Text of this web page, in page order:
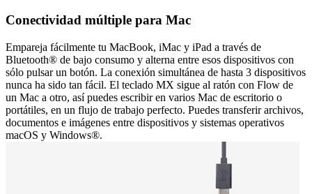
Conectividad múltiple para Mac
Empareja fácilmente tu MacBook, iMac y iPad a través de
Bluetooth® de bajo consumo y alterna entre esos dispositivos con
sólo pulsar un botón. La conexión simultánea de hasta 3 dispositivos
nunca ha sido tan fácil. El teclado MX sigue al ratón con Flow de
un Mac a otro, así puedes escribir en varios Mac de escritorio o
portátiles, en un flujo de trabajo perfecto. Puedes transferir archivos,
documentos e imágenes entre dispositivos y sistemas operativos
macOS y Windows®.